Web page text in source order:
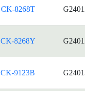
CK-8268T
CK-8268Y
CK-9123B